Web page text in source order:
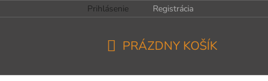
Prihlásenie Registrácia
PRÁZDNY KOŠÍK